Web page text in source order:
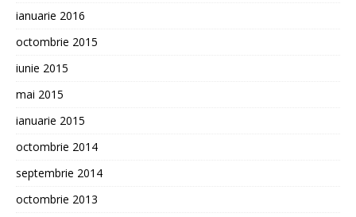
ianuarie 2016
octombrie 2015
iunie 2015
mai 2015
ianuarie 2015
octombrie 2014
septembrie 2014
octombrie 2013